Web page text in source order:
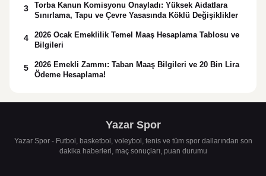
3
Torba Kanun Komisyonu Onayladı: Yüksek Aidatlara
Sınırlama, Tapu ve Çevre Yasasında Köklü Değişiklikler
4
2026 Ocak Emeklilik Temel Maaş Hesaplama Tablosu ve
Bilgileri
5
2026 Emekli Zammı: Taban Maaş Bilgileri ve 20 Bin Lira
Ödeme Hesaplama!
Yazar Spor
Yazar Spor - Futbol, basketbol, voleybol, tenis ve tüm spor dallarından son
dakika haberleri, maç sonuçları, puan durumu